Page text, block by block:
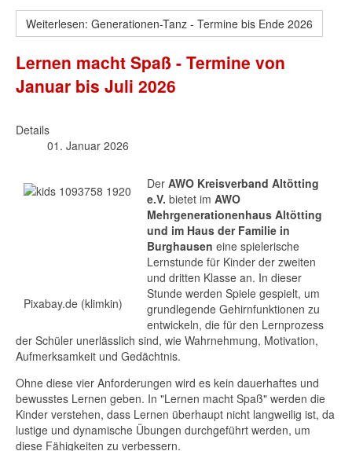
Weiterlesen: Generationen-Tanz - Termine bis Ende 2026
Lernen macht Spaß - Termine von
Januar bis Juli 2026
Details
01. Januar 2026
Pixabay.de (klimkin)
Der AWO Kreisverband Altötting
e.V. bietet im AWO
Mehrgenerationenhaus Altötting
und im Haus der Familie in
Burghausen eine spielerische
Lernstunde für Kinder der zweiten
und dritten Klasse an. In dieser
Stunde werden Spiele gespielt, um
grundlegende Gehirnfunktionen zu
entwickeln, die für den Lernprozess
der Schüler unerlässlich sind, wie Wahrnehmung, Motivation,
Aufmerksamkeit und Gedächtnis.
Ohne diese vier Anforderungen wird es kein dauerhaftes und
bewusstes Lernen geben. In "Lernen macht Spaß" werden die
Kinder verstehen, dass Lernen überhaupt nicht langweilig ist, da
lustige und dynamische Übungen durchgeführt werden, um
diese Fähigkeiten zu verbessern.